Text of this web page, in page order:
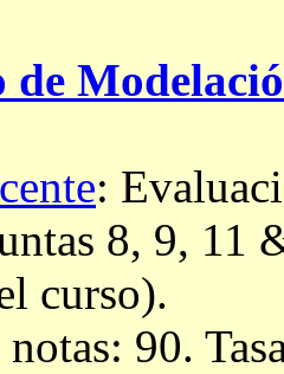
:
8, 9, 11
curso).
90.